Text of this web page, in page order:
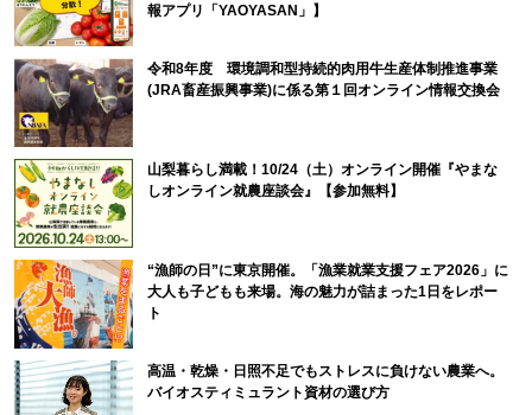
報アプリ「YAOYASAN」】
令和8年度 環境調和型持続的肉用牛生産体制推進事業
(JRA畜産振興事業)に係る第１回オンライン情報交換会
山梨暮らし満載！10/24（土）オンライン開催『やまな
しオンライン就農座談会』【参加無料】
“漁師の日”に東京開催。「漁業就業支援フェア2026」に
大人も子どもも来場。海の魅力が詰まった1日をレポー
ト
高温・乾燥・日照不足でもストレスに負けない農業へ。
バイオスティミュラント資材の選び方